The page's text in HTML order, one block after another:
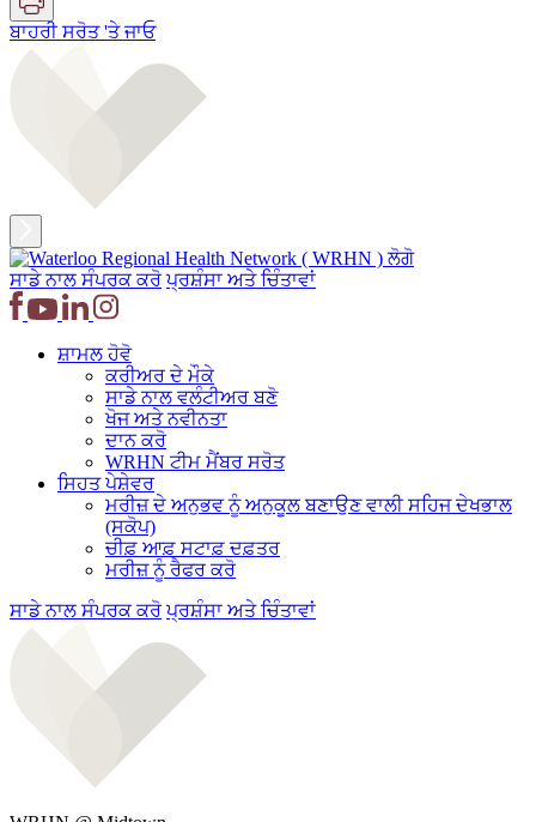
ਬਾਹਰੀ ਸਰੋਤ 'ਤੇ ਜਾਓ
ਸਾਡੇ ਨਾਲ ਸੰਪਰਕ ਕਰੋ ਪ੍ਰਸ਼ੰਸਾ ਅਤੇ ਚਿੰਤਾਵਾਂ
ਸ਼ਾਮਲ ਹੋਵੋ
ਕਰੀਅਰ ਦੇ ਮੌਕੇ
ਸਾਡੇ ਨਾਲ ਵਲੰਟੀਅਰ ਬਣੋ
ਖੋਜ ਅਤੇ ਨਵੀਨਤਾ
ਦਾਨ ਕਰੋ
WRHN ਟੀਮ ਮੈਂਬਰ ਸਰੋਤ
ਸਿਹਤ ਪੇਸ਼ੇਵਰ
ਮਰੀਜ਼ ਦੇ ਅਨੁਭਵ ਨੂੰ ਅਨੁਕੂਲ ਬਣਾਉਣ ਵਾਲੀ ਸਹਿਜ ਦੇਖਭਾਲ
(ਸਕੋਪ)
ਚੀਫ਼ ਆਫ਼ ਸਟਾਫ਼ ਦਫ਼ਤਰ
ਮਰੀਜ਼ ਨੂੰ ਰੈਫਰ ਕਰੋ
ਸਾਡੇ ਨਾਲ ਸੰਪਰਕ ਕਰੋ ਪ੍ਰਸ਼ੰਸਾ ਅਤੇ ਚਿੰਤਾਵਾਂ